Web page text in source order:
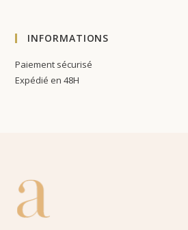
INFORMATIONS
Paiement sécurisé
Expédié en 48H